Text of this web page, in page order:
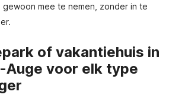
mee te nemen, zonder in te
of vakantiehuis in
voor elk type